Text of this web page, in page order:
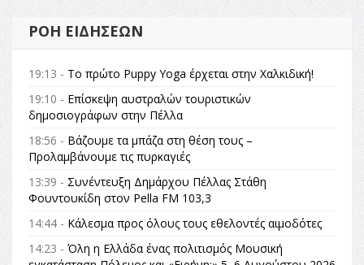
ΡΟΉ ΕΙΔΉΣΕΩΝ
19:13 - Το πρώτο Puppy Yoga έρχεται στην Χαλκιδική!
19:10 - Επίσκεψη αυστραλών τουριστικών
δημοσιογράφων στην Πέλλα
18:56 - Βάζουμε τα μπάζα στη θέση τους –
Προλαμβάνουμε τις πυρκαγιές
13:39 - Συνέντευξη Δημάρχου Πέλλας Στάθη
Φουντουκίδη στον Pella FM 103,3
14:44 - Κάλεσμα προς όλους τους εθελοντές αιμοδότες
14:23 - Όλη η Ελλάδα ένας πολιτισμός Μουσική